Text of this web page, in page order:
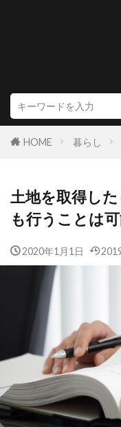
HOME 暮らし
土地を取得し
も行うことは可
2020年1月1日